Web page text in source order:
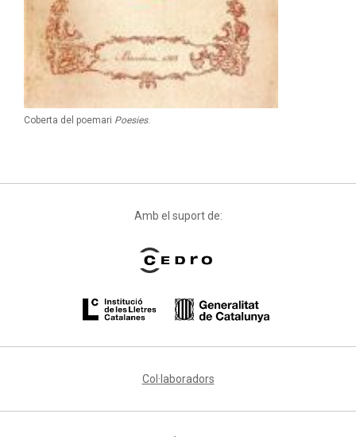
Coberta del poemari Poesies.
Amb el suport de:
Col·laboradors